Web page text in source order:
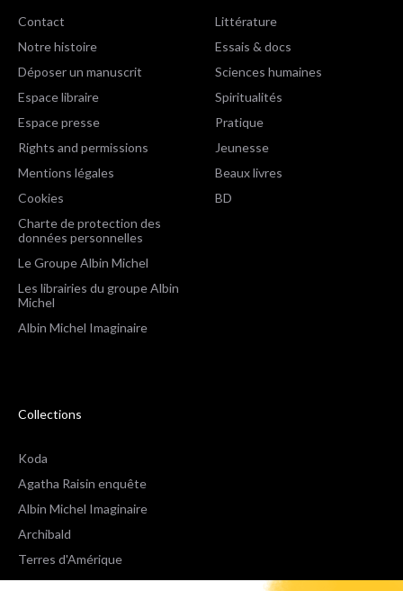
Contact
Notre histoire
Déposer un manuscrit
Espace libraire
Espace presse
Rights and permissions
Mentions légales
Cookies
Charte de protection des
données personnelles
Le Groupe Albin Michel
Les librairies du groupe Albin
Michel
Albin Michel Imaginaire
Littérature
Essais & docs
Sciences humaines
Spiritualités
Pratique
Jeunesse
Beaux livres
BD
Collections
Koda
Agatha Raisin enquête
Albin Michel Imaginaire
Archibald
Terres d'Amérique
Espaces Libres Poche